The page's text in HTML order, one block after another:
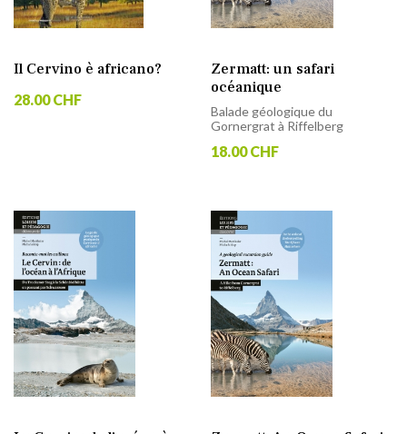
Il Cervino è africano?
28.00 CHF
Zermatt: un safari
océanique
Balade géologique du
Gornergrat à Riffelberg
18.00 CHF